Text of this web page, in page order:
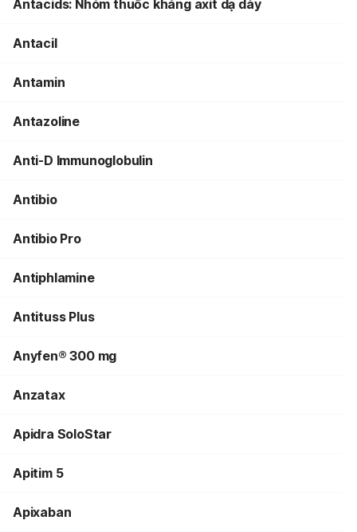
Antacids: Nhóm thuốc kháng axit dạ dày
Antacil
Antamin
Antazoline
Anti-D Immunoglobulin
Antibio
Antibio Pro
Antiphlamine
Antituss Plus
Anyfen® 300 mg
Anzatax
Apidra SoloStar
Apitim 5
Apixaban